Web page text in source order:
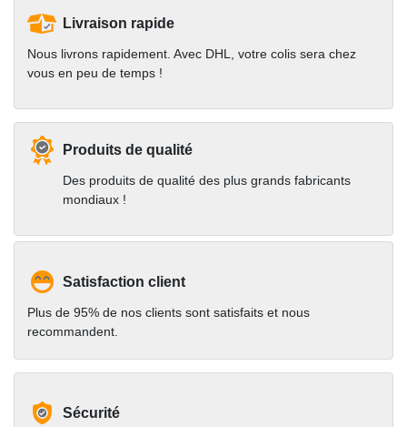
Livraison rapide
Nous livrons rapidement. Avec DHL, votre colis sera chez
vous en peu de temps !
Produits de qualité
Des produits de qualité des plus grands fabricants
mondiaux !
Satisfaction client
Plus de 95% de nos clients sont satisfaits et nous
recommandent.
Sécurité